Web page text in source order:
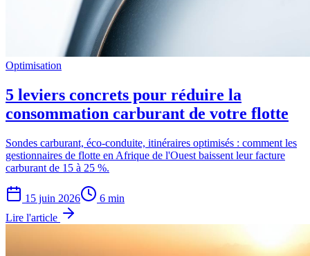
Optimisation
5 leviers concrets pour réduire la
consommation carburant de votre flotte
Sondes carburant, éco-conduite, itinéraires optimisés : comment les
gestionnaires de flotte en Afrique de l'Ouest baissent leur facture
carburant de 15 à 25 %.
15 juin 2026 6 min
Lire l'article